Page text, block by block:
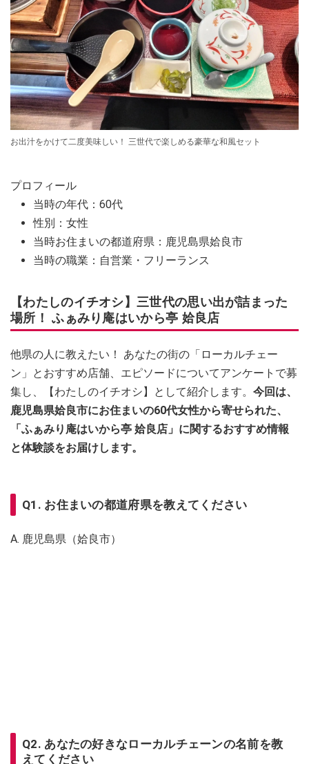
お出汁をかけて二度美味しい！ 三世代で楽しめる豪華な和風セット
プロフィール
当時の年代：60代
性別：女性
当時お住まいの都道府県：鹿児島県姶良市
当時の職業：自営業・フリーランス
【わたしのイチオシ】三世代の思い出が詰まった
場所！ ふぁみり庵はいから亭 姶良店
他県の人に教えたい！ あなたの街の「ローカルチェー
ン」とおすすめ店舗、エピソードについてアンケートで募
集し、【わたしのイチオシ】として紹介します。 今回は、
鹿児島県姶良市にお住まいの60代女性から寄せられた、
「ふぁみり庵はいから亭 姶良店」に関するおすすめ情報
と体験談をお届けします。
Q1. お住まいの都道府県を教えてください
A. 鹿児島県（姶良市）
Q2. あなたの好きなローカルチェーンの名前を教
えてください